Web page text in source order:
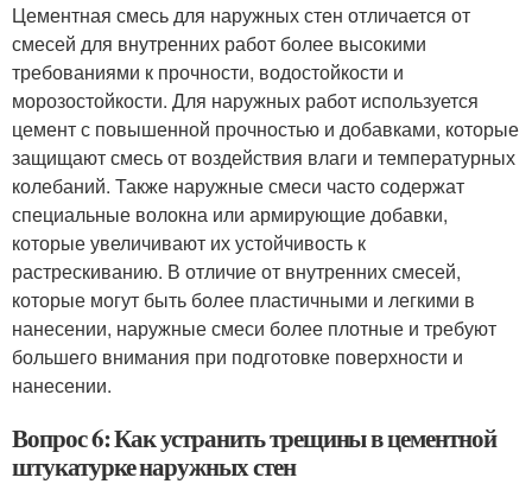
Цементная смесь для наружных стен отличается от
смесей для внутренних работ более высокими
требованиями к прочности, водостойкости и
морозостойкости. Для наружных работ используется
цемент с повышенной прочностью и добавками, которые
защищают смесь от воздействия влаги и температурных
колебаний. Также наружные смеси часто содержат
специальные волокна или армирующие добавки,
которые увеличивают их устойчивость к
растрескиванию. В отличие от внутренних смесей,
которые могут быть более пластичными и легкими в
нанесении, наружные смеси более плотные и требуют
большего внимания при подготовке поверхности и
нанесении.
Вопрос 6: Как устранить трещины в цементной
штукатурке наружных стен